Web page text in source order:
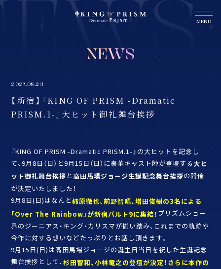
MENU
NEWS
2024.08.23
【新宿】『KING OF PRISM -Dramatic
PRISM.1-』大ヒット御礼舞台挨拶
『KING OF PRISM -Dramatic PRISM.1-』の大ヒットを記念し
て、9月8日（日）と9月15日（日）に豪華キャスト陣が登壇する 大ヒ
ット御礼舞台挨拶 と高田馬場ジョージ生誕記念舞台挨拶の開催
が決定いたしました！
9月8日(日)はなんと柿原徹也、前野智昭、増田俊樹の3名による
「Over The Rainbow」が新宿バルト9に集結！ プリズムショー
界のジーニアス・キング・カリスマが揃い踏み、これまでの軌跡や
今作に対する想いなどたっぷりとお話し頂きます。
9月15日(日)は高田馬場ジョージの誕生日当日を祝した生誕記念
舞台挨拶として、杉田智和、小林竜之の登壇が決定！さらに本作の